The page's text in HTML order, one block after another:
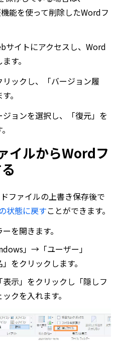
能を使って削除したWordフ
サイトにアクセスし、Word
す。
リックし、「バージョン履
。
ョンを選択し、「復元」を
イルからWordフ
ファイルの上書き保存後で
状態に戻すことができます。
を開きます。
」→「ユーザー」
をクリックします。
表示」をクリックし「隠しフ
クを入れます。